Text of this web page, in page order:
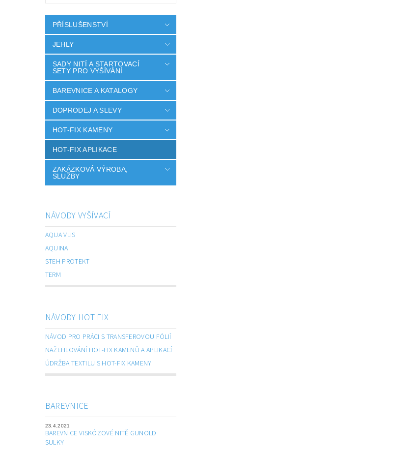
PŘÍSLUŠENSTVÍ
JEHLY
SADY NITÍ A STARTOVACÍ
SETY PRO VYŠÍVÁNÍ
BAREVNICE A KATALOGY
DOPRODEJ A SLEVY
HOT-FIX KAMENY
HOT-FIX APLIKACE
ZAKÁZKOVÁ VÝROBA,
SLUŽBY
NÁVODY VYŠÍVACÍ
AQUA VLIS
AQUINA
STEH PROTEKT
TERM
NÁVODY HOT-FIX
NÁVOD PRO PRÁCI S TRANSFEROVOU FÓLIÍ
NAŽEHLOVÁNÍ HOT-FIX KAMENŮ A APLIKACÍ
ÚDRŽBA TEXTILU S HOT-FIX KAMENY
BAREVNICE
23.4.2021
BAREVNICE VISKÓZOVÉ NITĚ GUNOLD
SULKY